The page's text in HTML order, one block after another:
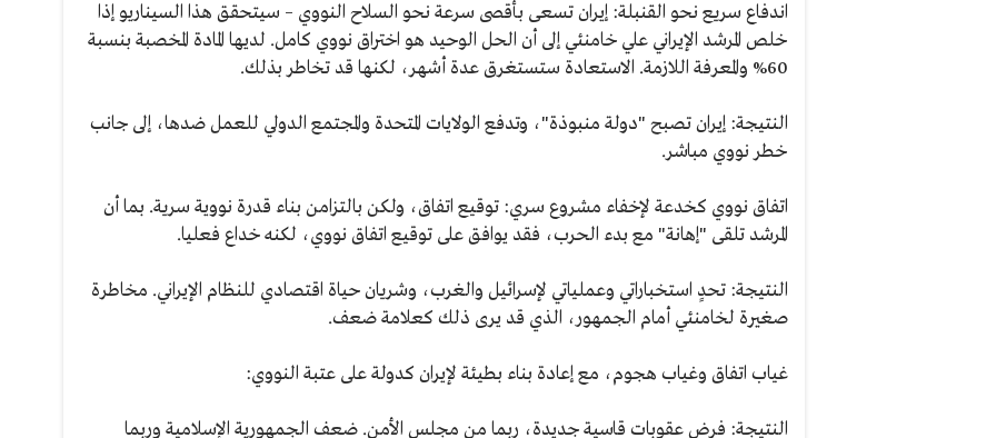
اندفاع سريع نحو القنبلة: إيران تسعى بأقصى سرعة نحو السلاح النووي – سيتحقق هذا السيناريو إذا
خلص المرشد الإيراني علي خامنئي إلى أن الحل الوحيد هو اختراق نووي كامل. لديها المادة المخصبة بنسبة
60% والمعرفة اللازمة. الاستعادة ستستغرق عدة أشهر، لكنها قد تخاطر بذلك.
النتيجة: إيران تصبح "دولة منبوذة"، وتدفع الولايات المتحدة والمجتمع الدولي للعمل ضدها، إلى جانب
خطر نووي مباشر.
اتفاق نووي كخدعة لإخفاء مشروع سري: توقيع اتفاق، ولكن بالتزامن بناء قدرة نووية سرية. بما أن
المرشد تلقى "إهانة" مع بدء الحرب، فقد يوافق على توقيع اتفاق نووي، لكنه خداع فعليا.
النتيجة: تحدٍ استخباراتي وعملياتي لإسرائيل والغرب، وشريان حياة اقتصادي للنظام الإيراني. مخاطرة
صغيرة لخامنئي أمام الجمهور، الذي قد يرى ذلك كعلامة ضعف.
غياب اتفاق وغياب هجوم، مع إعادة بناء بطيئة لإيران كدولة على عتبة النووي:
النتيجة: فرض عقوبات قاسية جديدة، ربما من مجلس الأمن. ضعف الجمهورية الإسلامية وربما